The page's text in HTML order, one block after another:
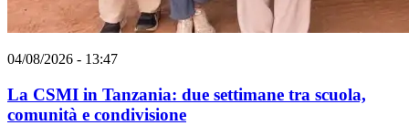
04/08/2026 - 13:47
La CSMI in Tanzania: due settimane tra scuola,
comunità e condivisione